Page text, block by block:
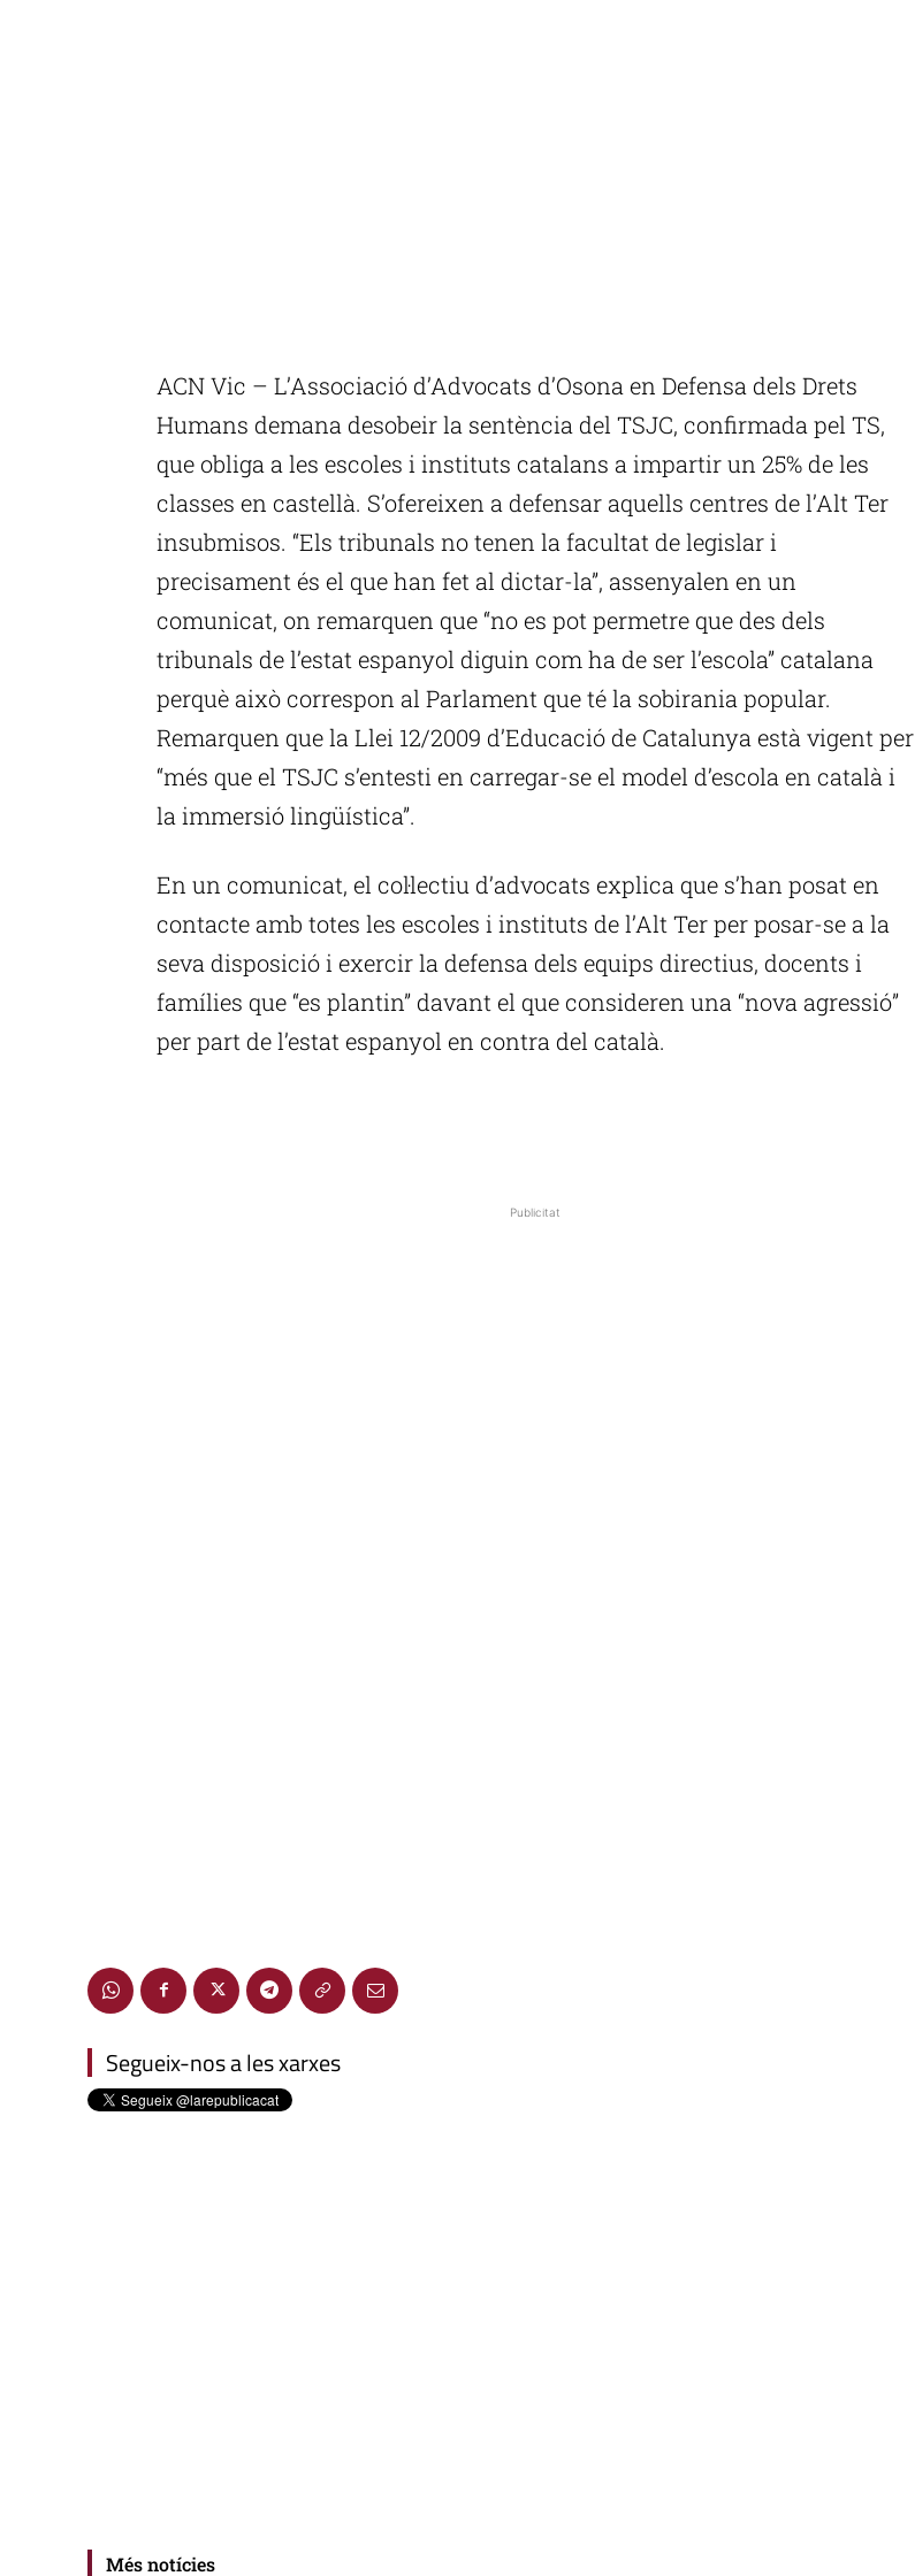
ACN Vic – L’Associació d’Advocats d’Osona en Defensa dels Drets
Humans demana desobeir la sentència del TSJC, confirmada pel TS,
que obliga a les escoles i instituts catalans a impartir un 25% de les
classes en castellà. S’ofereixen a defensar aquells centres de l’Alt Ter
insubmisos. “Els tribunals no tenen la facultat de legislar i
precisament és el que han fet al dictar-la”, assenyalen en un
comunicat, on remarquen que “no es pot permetre que des dels
tribunals de l’estat espanyol diguin com ha de ser l’escola” catalana
perquè això correspon al Parlament que té la sobirania popular.
Remarquen que la Llei 12/2009 d’Educació de Catalunya està vigent per
“més que el TSJC s’entesti en carregar-se el model d’escola en català i
la immersió lingüística”.
En un comunicat, el col·lectiu d’advocats explica que s’han posat en
contacte amb totes les escoles i instituts de l’Alt Ter per posar-se a la
seva disposició i exercir la defensa dels equips directius, docents i
famílies que “es plantin” davant el que consideren una “nova agressió”
per part de l’estat espanyol en contra del català.
Publicitat
Segueix-nos a les xarxes
Més notícies